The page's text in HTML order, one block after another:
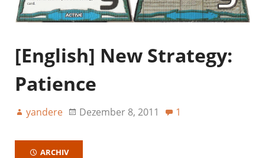
[English] New Strategy:
Patience
yandere Dezember 8, 2011 1
ARCHIV